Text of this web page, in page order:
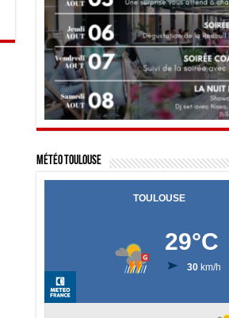
Météo Toulouse